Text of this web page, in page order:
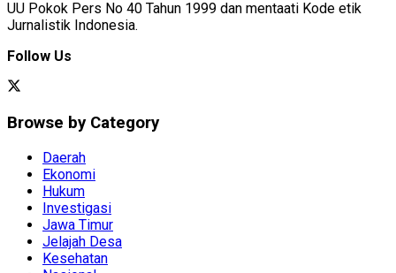
UU Pokok Pers No 40 Tahun 1999 dan mentaati Kode etik
Jurnalistik Indonesia.
Follow Us
Browse by Category
Daerah
Ekonomi
Hukum
Investigasi
Jawa Timur
Jelajah Desa
Kesehatan